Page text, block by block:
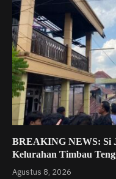
BREAKING NEWS: Si
Kelurahan Timbau
Agustus 8, 2026